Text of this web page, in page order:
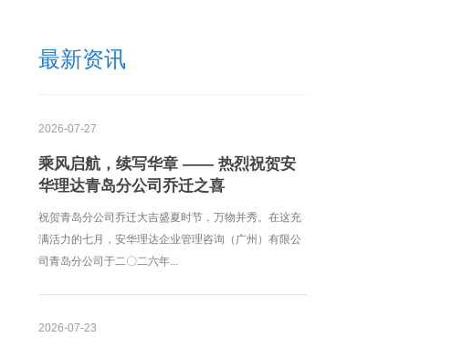
最新资讯
2026-07-27
乘风启航，续写华章 —— 热烈祝贺安
华理达青岛分公司乔迁之喜
祝贺青岛分公司乔迁大吉盛夏时节，万物并秀。在这充
满活力的七月，安华理达企业管理咨询（广州）有限公
司青岛分公司于二〇二六年...
2026-07-23